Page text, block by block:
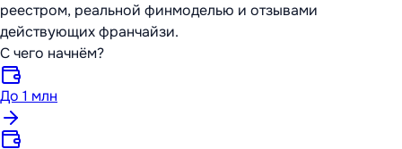
реестром, реальной финмоделью и отзывами
действующих франчайзи.
С чего начнём?
До 1 млн